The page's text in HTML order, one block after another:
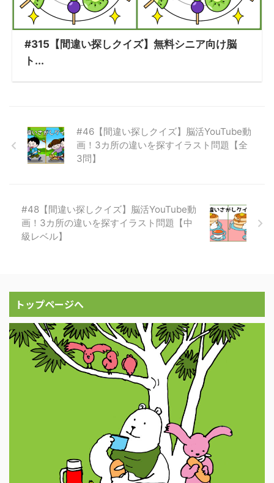
#315【間違い探しクイズ】無料シニア向け脳
ト...
#46【間違い探しクイズ】脳活YouTube動
画！3カ所の違いを探すイラスト問題【全
3問】
#48【間違い探しクイズ】脳活YouTube動
画！3カ所の違いを探すイラスト問題【中
級レベル】
トップページへ